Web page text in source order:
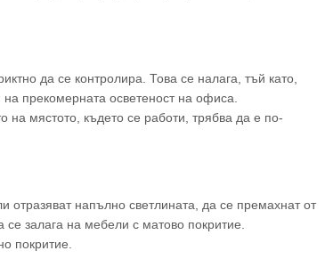
да се контролира. Това се налага, тъй като,
прекомерната осветеност на офиса.
на мястото, където се работи, трябва да е по-
отразяват напълно светлината, да се премахнат от
залага на мебели с матово покритие.
покритие.